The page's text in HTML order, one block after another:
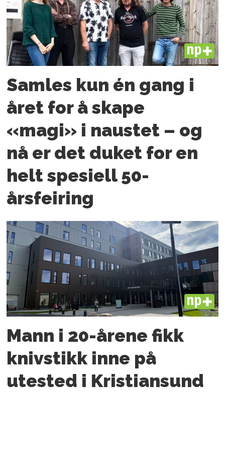
PLUS
Samles kun én gang i
året for å skape
«magi» i naustet – og
nå er det duket for en
helt spesiell 50-
årsfeiring
PLUS
Mann i 20-årene fikk
knivstikk inne på
utested i Kristiansund